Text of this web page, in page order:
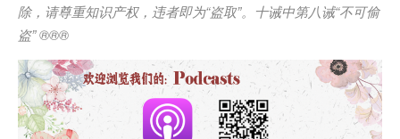
除，请尊重知识产权，违者即为“盗取”。十诫中第八诫“不可偷
盗” ®®®